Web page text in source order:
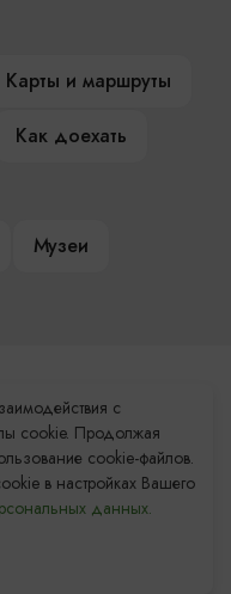
Карты и маршруты
Как доехать
Музеи
с
cookie. Продолжая
cookie-файлов.
в настройках Вашего
данных.